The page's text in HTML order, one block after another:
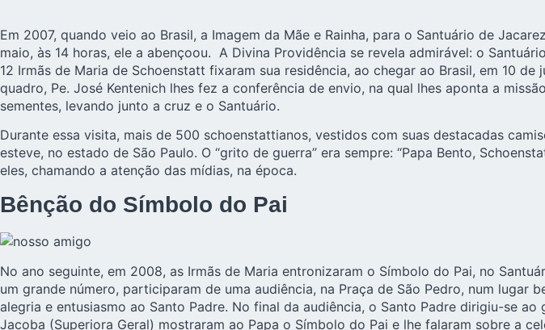
Em 2007, quando veio ao Brasil, a Imagem da Mãe e Rainha, para o Santuário de
maio, às 14 horas, ele a abençoou. A Divina Providência se revela admirável: o
12 Irmãs de Maria de Schoenstatt fixaram sua residência, ao chegar ao Brasil, em 10
quadro, Pe. José Kentenich lhes fez a conferência de envio, na qual lhes aponta a
sementes, levando junto a cruz e o Santuário.
Durante essa visita, mais de 500 schoenstattianos, vestidos com suas destacadas
esteve, no estado de São Paulo. O “grito de guerra” era sempre: “Papa Bento,
eles, chamando a atenção das mídias, na época.
Bênção do Símbolo do Pai
No ano seguinte, em 2008, as Irmãs de Maria entronizaram o Símbolo do Pai, no
um grande número, participaram de uma audiência, na Praça de São Pedro, num
alegria e entusiasmo ao Santo Padre. No final da audiência, o Santo Padre dirigiu-se
Jacoba (Superiora Geral) mostraram ao Papa o Símbolo do Pai e lhe falaram sobre a